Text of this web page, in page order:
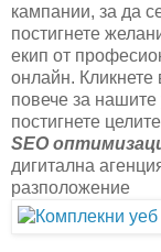
кампании, за да
постигнете
екип от
онлайн. Кликнете
повече за
постигнете
SEO
дигитална
разположение